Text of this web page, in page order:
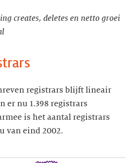
creates, deletes en netto groei
registrars blijft lineair
er nu 1.398 registrars
is het aantal registrars
van eind 2002.